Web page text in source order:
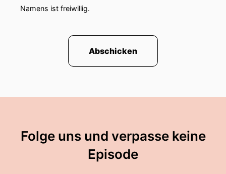
Namens ist freiwillig.
Abschicken
Folge uns und verpasse keine
Episode